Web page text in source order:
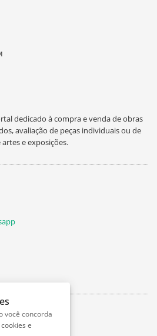
dedicado à compra e venda de obras
avaliação de peças individuais ou de
e exposições.
você concorda
e